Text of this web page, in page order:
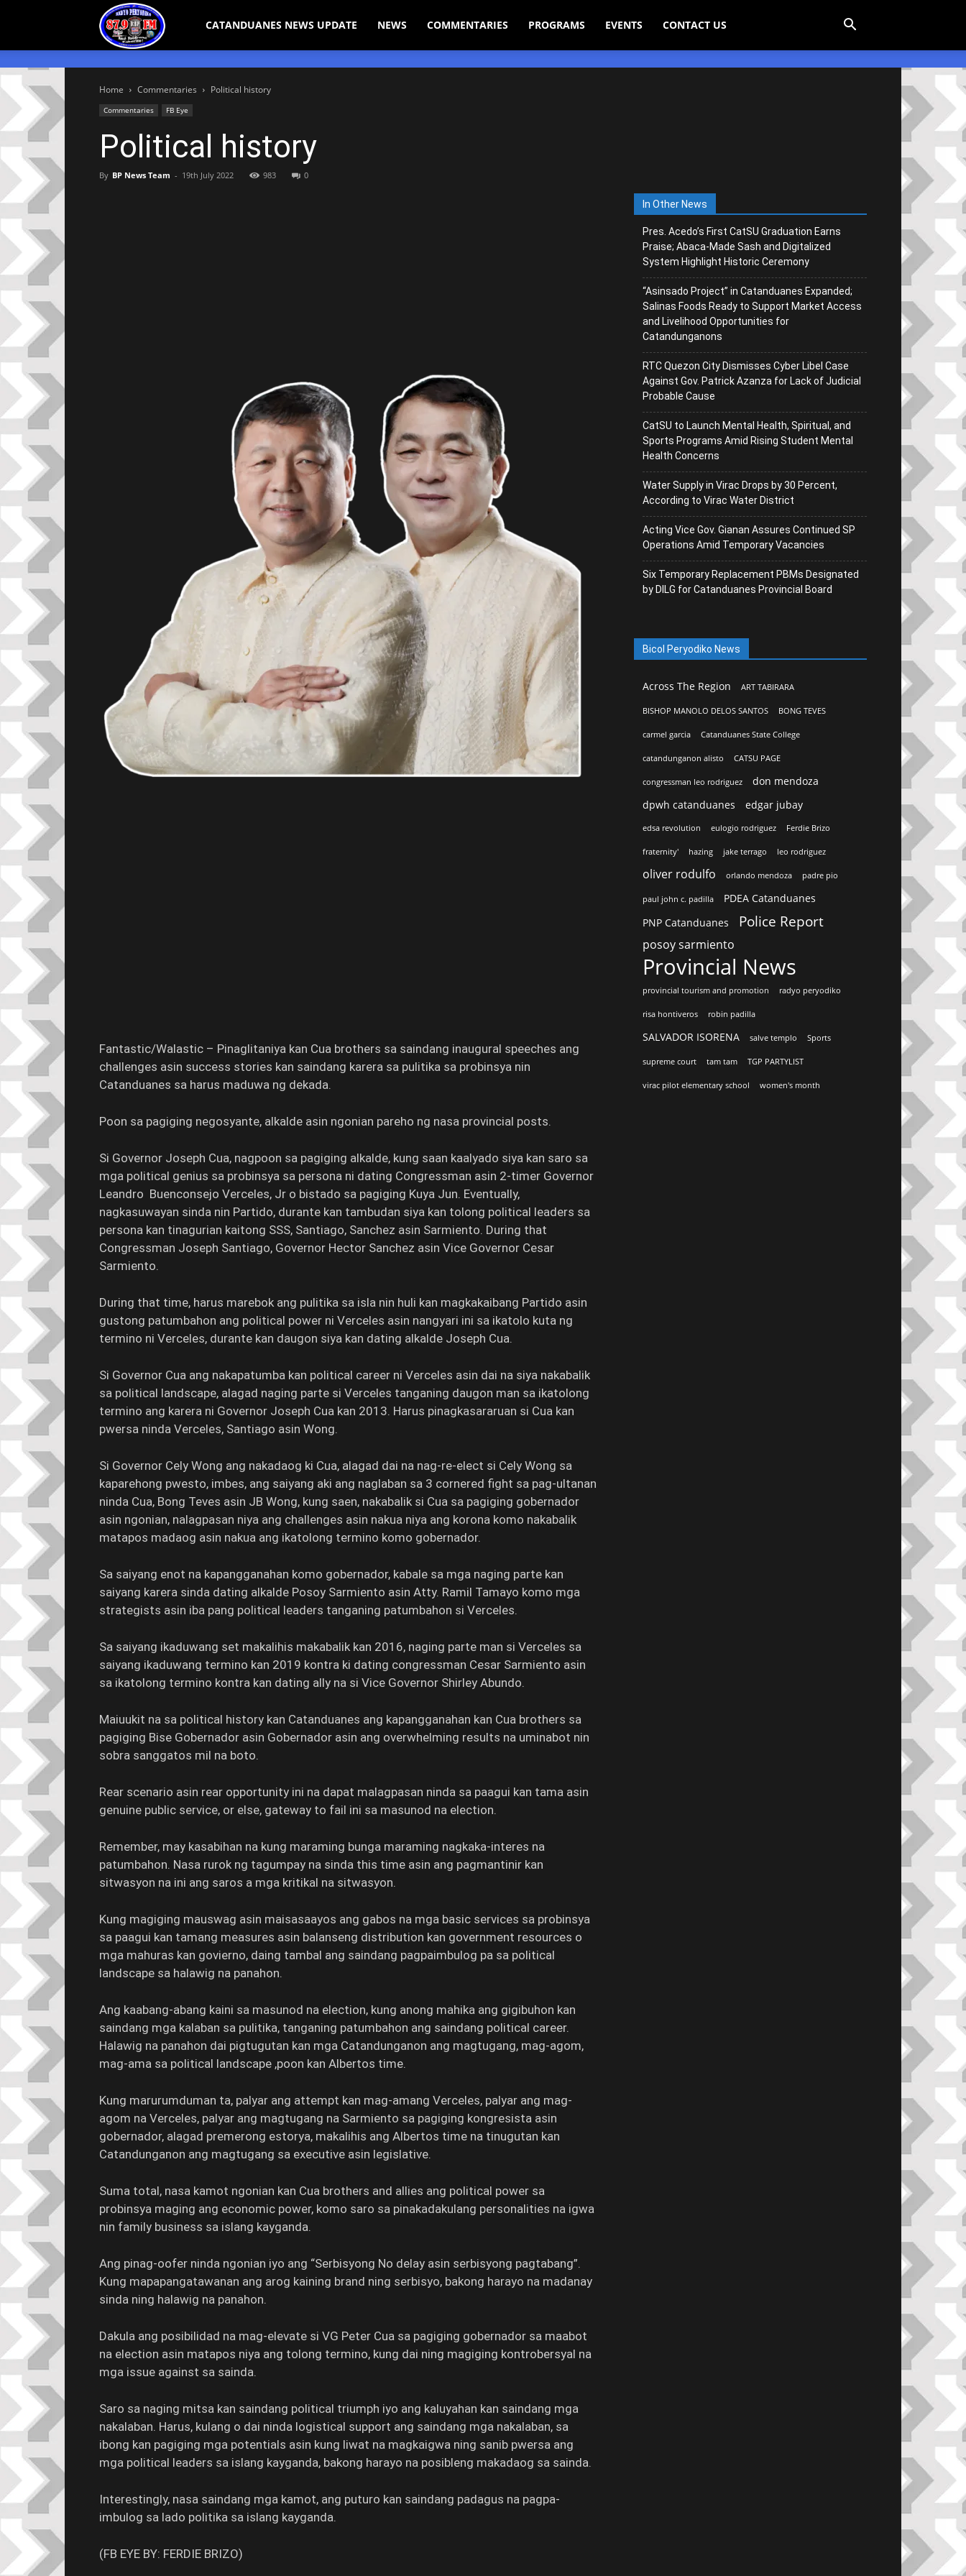
Bicol CATANDUANES NEWS UPDATE NEWS COMMENTARIES PROGRAMS EVENTS CONTACT US
Home Commentaries Political history
Commentaries FB Eye
Political history
By BP News Team - 19th July 2022 983 0
Fantastic/Walastic – Pinaglitaniya kan Cua brothers sa saindang inaugural speeches ang
challenges asin success stories kan saindang karera sa pulitika sa probinsya nin
Catanduanes sa harus maduwa ng dekada.
Poon sa pagiging negosyante, alkalde asin ngonian pareho ng nasa provincial posts.
Si Governor Joseph Cua, nagpoon sa pagiging alkalde, kung saan kaalyado siya kan saro sa
mga political genius sa probinsya sa persona ni dating Congressman asin 2-timer Governor
Leandro Buenconsejo Verceles, Jr o bistado sa pagiging Kuya Jun. Eventually,
nagkasuwayan sinda nin Partido, durante kan tambudan siya kan tolong political leaders sa
persona kan tinagurian kaitong SSS, Santiago, Sanchez asin Sarmiento. During that
Congressman Joseph Santiago, Governor Hector Sanchez asin Vice Governor Cesar
Sarmiento.
During that time, harus marebok ang pulitika sa isla nin huli kan magkakaibang Partido asin
gustong patumbahon ang political power ni Verceles asin nangyari ini sa ikatolo kuta ng
termino ni Verceles, durante kan daugon siya kan dating alkalde Joseph Cua.
Si Governor Cua ang nakapatumba kan political career ni Verceles asin dai na siya nakabalik
sa political landscape, alagad naging parte si Verceles tanganing daugon man sa ikatolong
termino ang karera ni Governor Joseph Cua kan 2013. Harus pinagkasararuan si Cua kan
pwersa ninda Verceles, Santiago asin Wong.
Si Governor Cely Wong ang nakadaog ki Cua, alagad dai na nag-re-elect si Cely Wong sa
kaparehong pwesto, imbes, ang saiyang aki ang naglaban sa 3 cornered fight sa pag-ultanan
ninda Cua, Bong Teves asin JB Wong, kung saen, nakabalik si Cua sa pagiging gobernador
asin ngonian, nalagpasan niya ang challenges asin nakua niya ang korona komo nakabalik
matapos madaog asin nakua ang ikatolong termino komo gobernador.
Sa saiyang enot na kapangganahan komo gobernador, kabale sa mga naging parte kan
saiyang karera sinda dating alkalde Posoy Sarmiento asin Atty. Ramil Tamayo komo mga
strategists asin iba pang political leaders tanganing patumbahon si Verceles.
Sa saiyang ikaduwang set makalihis makabalik kan 2016, naging parte man si Verceles sa
saiyang ikaduwang termino kan 2019 kontra ki dating congressman Cesar Sarmiento asin
sa ikatolong termino kontra kan dating ally na si Vice Governor Shirley Abundo.
Maiuukit na sa political history kan Catanduanes ang kapangganahan kan Cua brothers sa
pagiging Bise Gobernador asin Gobernador asin ang overwhelming results na uminabot nin
sobra sanggatos mil na boto.
Rear scenario asin rear opportunity ini na dapat malagpasan ninda sa paagui kan tama asin
genuine public service, or else, gateway to fail ini sa masunod na election.
Remember, may kasabihan na kung maraming bunga maraming nagkaka-interes na
patumbahon. Nasa rurok ng tagumpay na sinda this time asin ang pagmantinir kan
sitwasyon na ini ang saros a mga kritikal na sitwasyon.
Kung magiging mauswag asin maisasaayos ang gabos na mga basic services sa probinsya
sa paagui kan tamang measures asin balanseng distribution kan government resources o
mga mahuras kan govierno, daing tambal ang saindang pagpaimbulog pa sa political
landscape sa halawig na panahon.
Ang kaabang-abang kaini sa masunod na election, kung anong mahika ang gigibuhon kan
saindang mga kalaban sa pulitika, tanganing patumbahon ang saindang political career.
Halawig na panahon dai pigtugutan kan mga Catandunganon ang magtugang, mag-agom,
mag-ama sa political landscape ,poon kan Albertos time.
Kung marurumduman ta, palyar ang attempt kan mag-amang Verceles, palyar ang mag-
agom na Verceles, palyar ang magtugang na Sarmiento sa pagiging kongresista asin
gobernador, alagad premerong estorya, makalihis ang Albertos time na tinugutan kan
Catandunganon ang magtugang sa executive asin legislative.
Suma total, nasa kamot ngonian kan Cua brothers and allies ang political power sa
probinsya maging ang economic power, komo saro sa pinakadakulang personalities na igwa
nin family business sa islang kayganda.
Ang pinag-oofer ninda ngonian iyo ang “Serbisyong No delay asin serbisyong pagtabang”.
Kung mapapangatawanan ang arog kaining brand ning serbisyo, bakong harayo na madanay
sinda ning halawig na panahon.
Dakula ang posibilidad na mag-elevate si VG Peter Cua sa pagiging gobernador sa maabot
na election asin matapos niya ang tolong termino, kung dai ning magiging kontrobersyal na
mga issue against sa sainda.
Saro sa naging mitsa kan saindang political triumph iyo ang kaluyahan kan saindang mga
nakalaban. Harus, kulang o dai ninda logistical support ang saindang mga nakalaban, sa
ibong kan pagiging mga potentials asin kung liwat na magkaigwa ning sanib pwersa ang
mga political leaders sa islang kayganda, bakong harayo na posibleng makadaog sa sainda.
Interestingly, nasa saindang mga kamot, ang puturo kan saindang padagus na pagpa-
imbulog sa lado politika sa islang kayganda.
(FB EYE BY: FERDIE BRIZO)
In Other News
Pres. Acedo’s First CatSU Graduation Earns
Praise; Abaca-Made Sash and Digitalized
System Highlight Historic Ceremony
“Asinsado Project” in Catanduanes Expanded;
Salinas Foods Ready to Support Market Access
and Livelihood Opportunities for
Catandunganons
RTC Quezon City Dismisses Cyber Libel Case
Against Gov. Patrick Azanza for Lack of Judicial
Probable Cause
CatSU to Launch Mental Health, Spiritual, and
Sports Programs Amid Rising Student Mental
Health Concerns
Water Supply in Virac Drops by 30 Percent,
According to Virac Water District
Acting Vice Gov. Gianan Assures Continued SP
Operations Amid Temporary Vacancies
Six Temporary Replacement PBMs Designated
by DILG for Catanduanes Provincial Board
Bicol Peryodiko News
Across The Region ART TABIRARA
BISHOP MANOLO DELOS SANTOS BONG TEVES
carmel garcia Catanduanes State College
catandunganon alisto CATSU PAGE
congressman leo rodriguez
don mendoza
dpwh catanduanes
edgar jubay
edsa revolution eulogio rodriguez Ferdie Brizo
fraternity' hazing jake terrago leo rodriguez
oliver rodulfo orlando mendoza padre pio
paul john c. padilla
PDEA Catanduanes
PNP Catanduanes
Police Report
posoy sarmiento
Provincial News
provincial tourism and promotion radyo peryodiko
risa hontiveros robin padilla
SALVADOR ISORENA salve templo Sports
supreme court tam tam TGP PARTYLIST
virac pilot elementary school women's month